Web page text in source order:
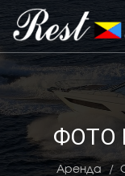
ФОТО
Аренда